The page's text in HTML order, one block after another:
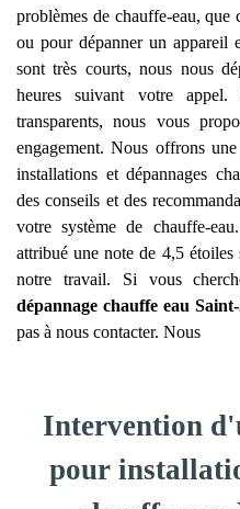
problèmes de chauffe-eau,
ou pour dépanner un appareil
sont très courts, nous nous
heures suivant votre
transparents, nous vous
engagement. Nous offrons
installations et dépannages
des conseils et des
votre système de chauffe-
attribué une note de 4,5
notre travail. Si vous
dépannage chauffe eau
pas à nous contacter. Nous
Intervention
pour